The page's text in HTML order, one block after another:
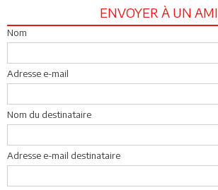
ENVOYER À UN AMI
Nom
Adresse e-mail
Nom du destinataire
Adresse e-mail destinataire